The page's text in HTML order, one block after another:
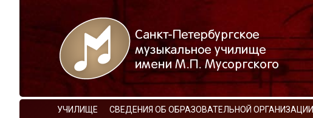
УЧИЛИЩЕ СВЕДЕНИЯ ОБ ОБРАЗОВАТЕЛЬНОЙ ОРГАНИЗАЦИИ